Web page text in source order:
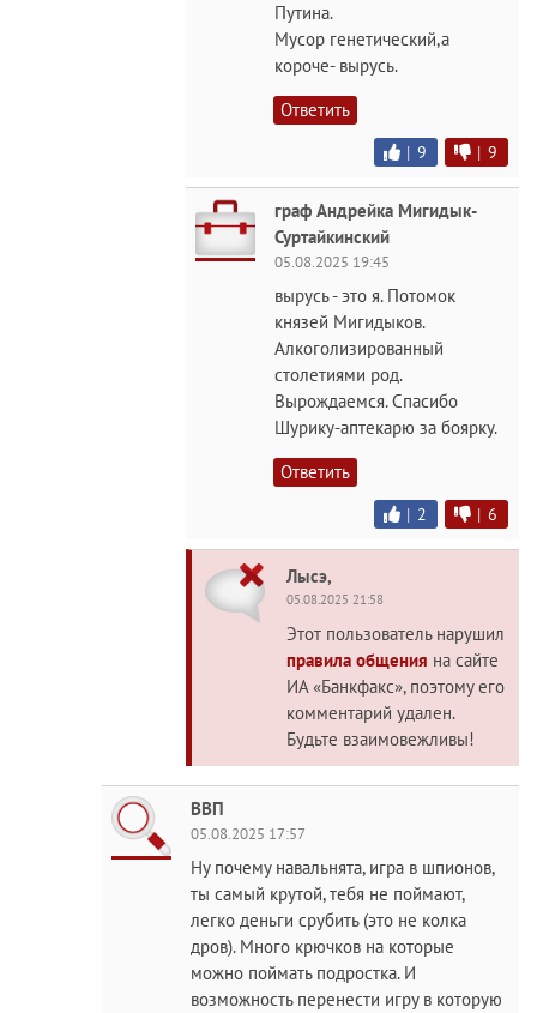
Путина.
Мусор генетический,а
короче- вырусь.
Ответить
| 9 | 9
граф Андрейка Мигидык-
Суртайкинский
05.08.2025 19:45
вырусь - это я. Потомок
князей Мигидыков.
Алкоголизированный
столетиями род.
Вырождаемся. Спасибо
Шурику-аптекарю за боярку.
Ответить
| 2 | 6
Лысэ,
05.08.2025 21:58
Этот пользователь нарушил
правила общения на сайте
ИА «Банкфакс», поэтому его
комментарий удален.
Будьте взаимовежливы!
ВВП
05.08.2025 17:57
Ну почему навальнята, игра в шпионов,
ты самый крутой, тебя не поймают,
легко деньги срубить (это не колка
дров). Много крючков на которые
можно поймать подростка. И
возможность перенести игру в которую